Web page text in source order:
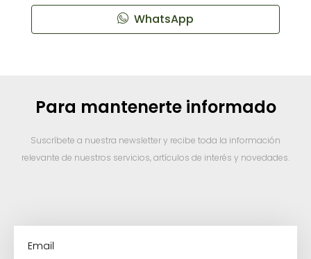
WhatsApp
Para mantenerte informado
Suscríbete a nuestra newsletter y recibe toda la información
relevante de nuestros servicios, artículos de interés y novedades.